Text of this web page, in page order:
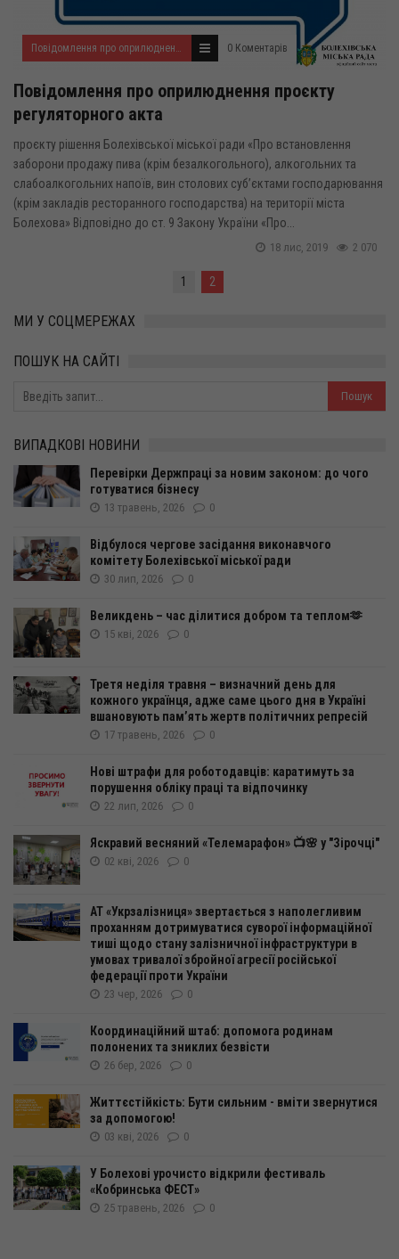
0 Коментарів
Повідомлення про оприлюднення проєкту
регуляторного акта
проєкту рішення Болехівської міської ради «Про встановлення
заборони продажу пива (крім безалкогольного), алкогольних та
слабоалкогольних напоїв, вин столових суб’єктами господарювання
(крім закладів ресторанного господарства) на території міста
Болехова» Відповідно до ст. 9 Закону України «Про...
2 070
18 лис, 2019
1 2
МИ У СОЦМЕРЕЖАХ
ПОШУК НА САЙТІ
ВИПАДКОВІ НОВИНИ
Перевірки Держпраці за новим законом: до чого
готуватися бізнесу
13 травень, 2026 0
Відбулося чергове засідання виконавчого
комітету Болехівської міської ради
30 лип, 2026 0
Великдень – час ділитися добром та теплом🫶
15 кві, 2026 0
Третя неділя травня – визначний день для
кожного українця, адже саме цього дня в Україні
вшановують пам’ять жертв політичних репресій
17 травень, 2026 0
Нові штрафи для роботодавців: каратимуть за
порушення обліку праці та відпочинку
22 лип, 2026 0
Яскравий весняний «Телемарафон» 📺🌸 у "Зірочці"
02 кві, 2026 0
АТ «Укрзалізниця» звертається з наполегливим
проханням дотримуватися суворої інформаційної
тиші щодо стану залізничної інфраструктури в
умовах тривалої збройної агресії російської
федерації проти України
23 чер, 2026 0
Координаційний штаб: допомога родинам
полонених та зниклих безвісти
26 бер, 2026 0
Життєстійкість: Бути сильним - вміти звернутися
за допомогою!
03 кві, 2026 0
У Болехові урочисто відкрили фестиваль
«Кобринська ФЕСТ»
25 травень, 2026 0